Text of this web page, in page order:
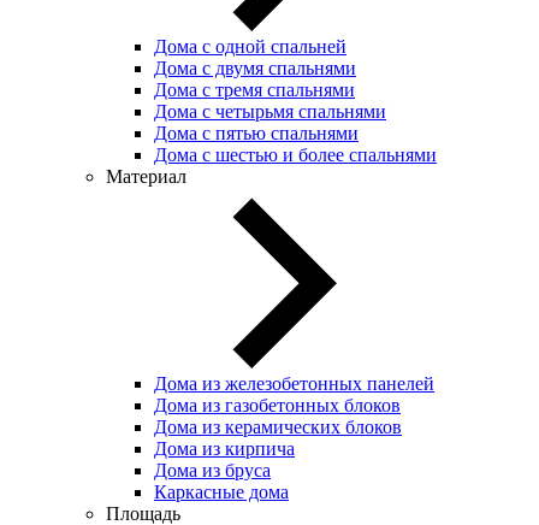
Дома с одной спальней
Дома с двумя спальнями
Дома с тремя спальнями
Дома с четырьмя спальнями
Дома с пятью спальнями
Дома с шестью и более спальнями
Материал
Дома из железобетонных панелей
Дома из газобетонных блоков
Дома из керамических блоков
Дома из кирпича
Дома из бруса
Каркасные дома
Площадь